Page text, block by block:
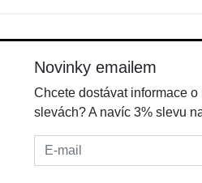
Novinky emailem
Chcete dostávat informace o
slevách? A navíc 3% slevu
E-mail: